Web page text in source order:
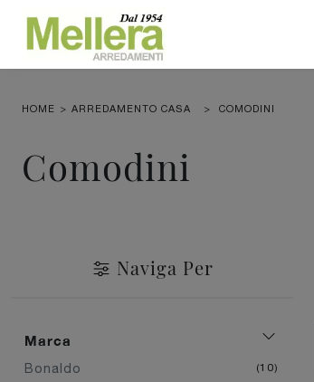
HOME > ARREDAMENTO CASA > COMODINI
Comodini
Naviga Per
Marca
Bonaldo 10